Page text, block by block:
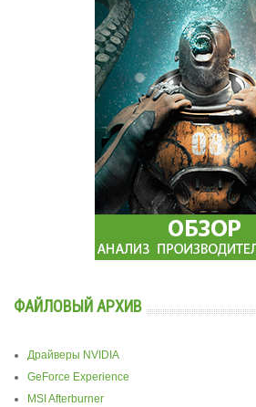
ФАЙЛОВЫЙ АРХИВ
Драйверы NVIDIA
GeForce Experience
MSI Afterburner